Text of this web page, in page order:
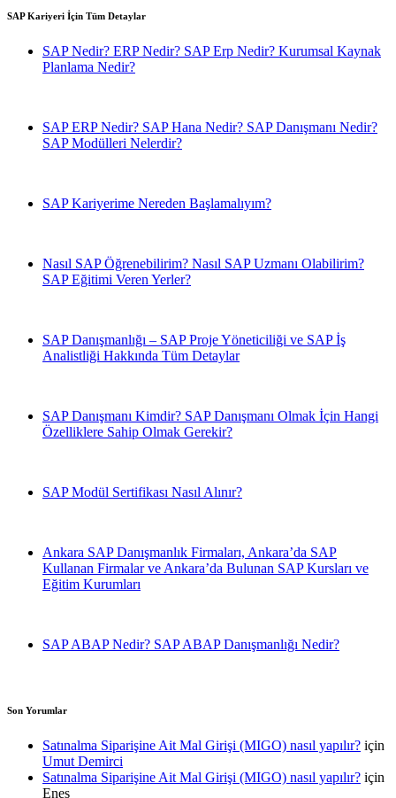
SAP Kariyeri İçin Tüm Detaylar
SAP Nedir? ERP Nedir? SAP Erp Nedir? Kurumsal Kaynak
Planlama Nedir?
SAP ERP Nedir? SAP Hana Nedir? SAP Danışmanı Nedir?
SAP Modülleri Nelerdir?
SAP Kariyerime Nereden Başlamalıyım?
Nasıl SAP Öğrenebilirim? Nasıl SAP Uzmanı Olabilirim?
SAP Eğitimi Veren Yerler?
SAP Danışmanlığı – SAP Proje Yöneticiliği ve SAP İş
Analistliği Hakkında Tüm Detaylar
SAP Danışmanı Kimdir? SAP Danışmanı Olmak İçin Hangi
Özelliklere Sahip Olmak Gerekir?
SAP Modül Sertifikası Nasıl Alınır?
Ankara SAP Danışmanlık Firmaları, Ankara’da SAP
Kullanan Firmalar ve Ankara’da Bulunan SAP Kursları ve
Eğitim Kurumları
SAP ABAP Nedir? SAP ABAP Danışmanlığı Nedir?
Son Yorumlar
Satınalma Siparişine Ait Mal Girişi (MIGO) nasıl yapılır? için
Umut Demirci
Satınalma Siparişine Ait Mal Girişi (MIGO) nasıl yapılır? için
Enes